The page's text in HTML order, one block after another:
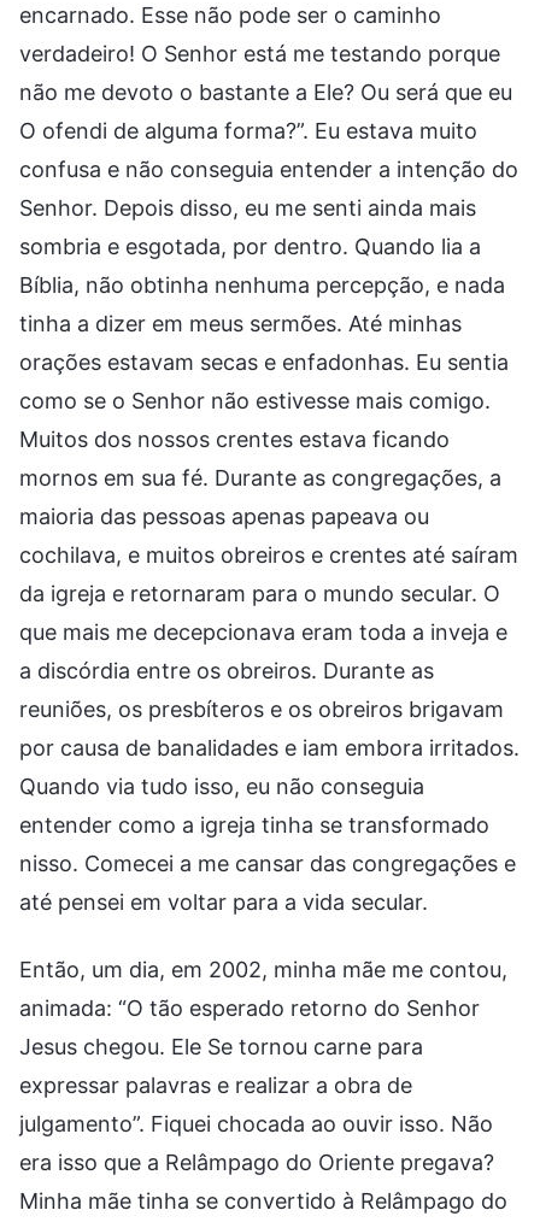
encarnado. Esse não pode ser o caminho
verdadeiro! O Senhor está me testando porque
não me devoto o bastante a Ele? Ou será que eu
O ofendi de alguma forma?”. Eu estava muito
confusa e não conseguia entender a intenção do
Senhor. Depois disso, eu me senti ainda mais
sombria e esgotada, por dentro. Quando lia a
Bíblia, não obtinha nenhuma percepção, e nada
tinha a dizer em meus sermões. Até minhas
orações estavam secas e enfadonhas. Eu sentia
como se o Senhor não estivesse mais comigo.
Muitos dos nossos crentes estava ficando
mornos em sua fé. Durante as congregações, a
maioria das pessoas apenas papeava ou
cochilava, e muitos obreiros e crentes até saíram
da igreja e retornaram para o mundo secular. O
que mais me decepcionava eram toda a inveja e
a discórdia entre os obreiros. Durante as
reuniões, os presbíteros e os obreiros brigavam
por causa de banalidades e iam embora irritados.
Quando via tudo isso, eu não conseguia
entender como a igreja tinha se transformado
nisso. Comecei a me cansar das congregações e
até pensei em voltar para a vida secular.
Então, um dia, em 2002, minha mãe me contou,
animada: “O tão esperado retorno do Senhor
Jesus chegou. Ele Se tornou carne para
expressar palavras e realizar a obra de
julgamento”. Fiquei chocada ao ouvir isso. Não
era isso que a Relâmpago do Oriente pregava?
Minha mãe tinha se convertido à Relâmpago do